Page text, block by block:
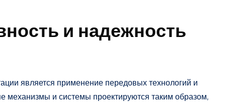
и надежность
является применение передовых технологий и
механизмы и системы проектируются таким образом,